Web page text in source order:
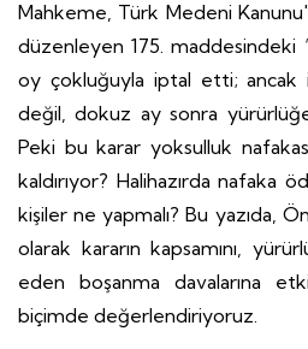
Mahkeme, Türk Medeni
düzenleyen 175. maddesindeki
oy çokluğuyla iptal etti; ancak
değil, dokuz ay sonra
Peki bu karar yoksulluk
kaldırıyor? Halihazırda nafaka
kişiler ne yapmalı? Bu yazıda,
olarak kararın kapsamını,
eden boşanma davalarına
biçimde değerlendiriyoruz.